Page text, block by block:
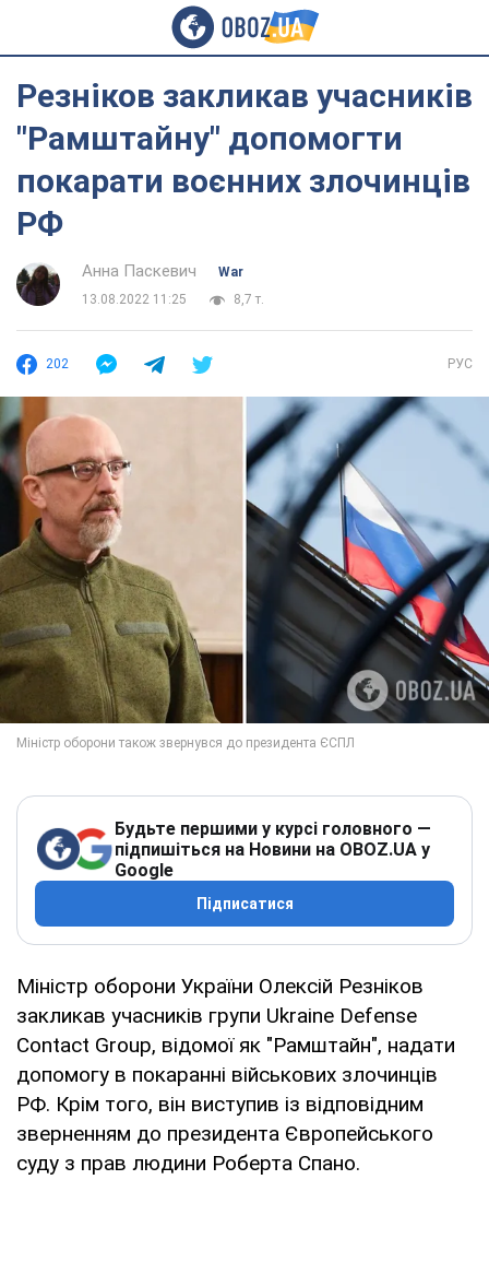
Резніков закликав учасників
"Рамштайну" допомогти
покарати воєнних злочинців
РФ
Анна Паскевич
War
13.08.2022 11:25
8,7 т.
202 РУС
Будьте першими у курсі головного —
підпишіться на Новини на OBOZ.UA у
Google
Підписатися
Міністр оборони України Олексій Резніков
закликав учасників групи Ukraine Defense
Contact Group, відомої як "Рамштайн", надати
допомогу в покаранні військових злочинців
РФ. Крім того, він виступив із відповідним
зверненням до президента Європейського
суду з прав людини Роберта Спано.